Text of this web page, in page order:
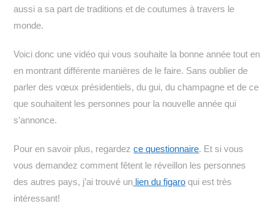
aussi a sa part de traditions et de coutumes à travers le
monde.
Voici donc une vidéo qui vous souhaite la bonne année tout en
en montrant différente manières de le faire. Sans oublier de
parler des vœux présidentiels, du gui, du champagne et de ce
que souhaitent les personnes pour la nouvelle année qui
s’annonce.
Pour en savoir plus, regardezce questionnaire. Et si vous
vous demandez comment fêtent le réveillon les personnes
des autres pays, j’ai trouvé un lien du figaro qui est très
intéressant!